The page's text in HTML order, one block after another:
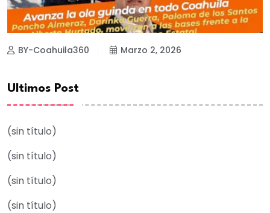
BY-Coahuila360 Marzo 2, 2026
Ultimos Post
(sin título)
(sin título)
(sin título)
(sin título)